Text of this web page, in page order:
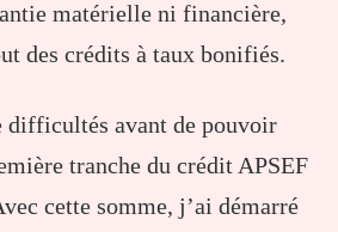
matérielle ni financière,
des crédits à taux bonifiés.
difficultés avant de pouvoir
tranche du crédit APSEF
cette somme, j’ai démarré